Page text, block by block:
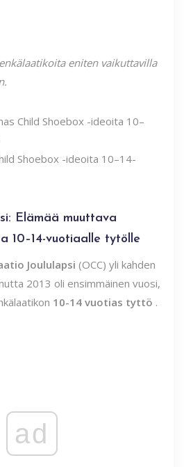
eniten vaikuttavilla
Shoebox -ideoita 10–14-
Elämää muuttava
10–14-vuotiaalle tytölle
Joululapsi (OCC) yli kahden
2013 oli ensimmäinen vuosi,
10-14 vuotias tyttö .
ad